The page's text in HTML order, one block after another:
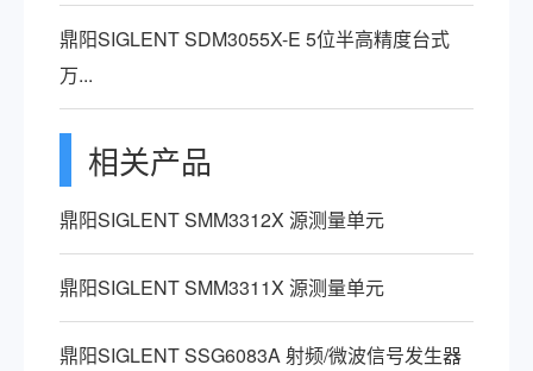
鼎阳SIGLENT SDM3055X-E 5位半高精度台式
万...
相关产品
鼎阳SIGLENT SMM3312X 源测量单元
鼎阳SIGLENT SMM3311X 源测量单元
鼎阳SIGLENT SSG6083A​ 射频/微波信号发生器